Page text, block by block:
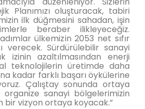
Planımızı oluşturacak, tabiri
ilk düğmesini sahadan, işin
beraber ilikleyeceğiz.
ülkemizin 2053 net sıfır
verecek. Sürdürülebilir sanayi
izinin azaltılmasından enerji
teknolojilerin üretimde daha
kadar farklı başarı öykülerine
Çalıştay sonunda ortaya
organize sanayi bölgelerimizin
bir vizyon ortaya koyacak.”